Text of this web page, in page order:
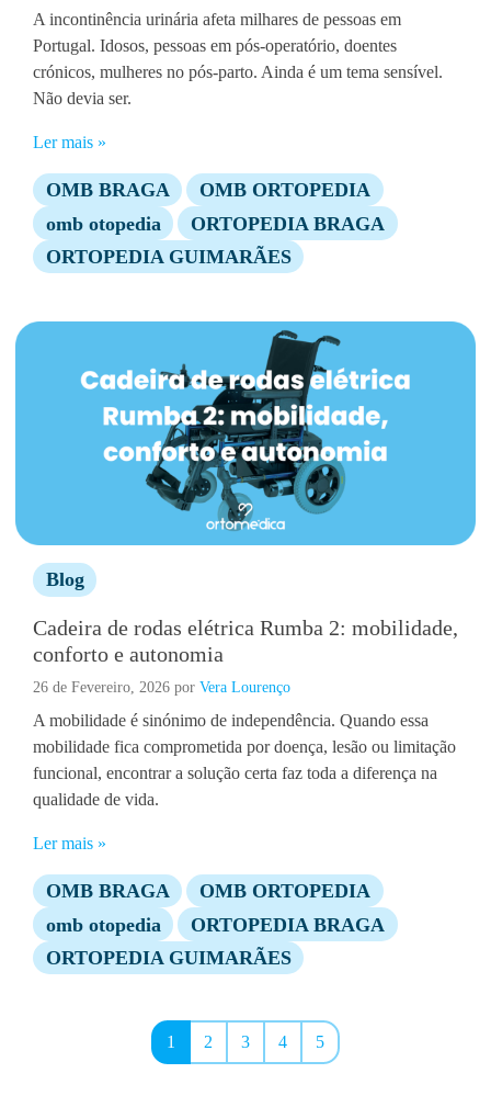
A incontinência urinária afeta milhares de pessoas em
Portugal. Idosos, pessoas em pós-operatório, doentes
crónicos, mulheres no pós-parto. Ainda é um tema sensível.
Não devia ser.
Ler mais »
OMB BRAGA
OMB ORTOPEDIA
omb otopedia
ORTOPEDIA BRAGA
ORTOPEDIA GUIMARÃES
Blog
Cadeira de rodas elétrica Rumba 2: mobilidade,
conforto e autonomia
26 de Fevereiro, 2026 por Vera Lourenço
A mobilidade é sinónimo de independência. Quando essa
mobilidade fica comprometida por doença, lesão ou limitação
funcional, encontrar a solução certa faz toda a diferença na
qualidade de vida.
Ler mais »
OMB BRAGA
OMB ORTOPEDIA
omb otopedia
ORTOPEDIA BRAGA
ORTOPEDIA GUIMARÃES
Current Page
1 Page
2 Page
3 Page
4 Page
5